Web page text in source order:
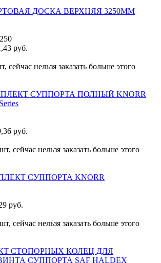
ДОСКА ВЕРХНЯЯ 3250ММ
руб.
сейчас нельзя заказать больше этого
СУППОРТА ПОЛНЫЙ KNORR
руб.
сейчас нельзя заказать больше этого
СУППОРТА KNORR
руб.
сейчас нельзя заказать больше этого
СТОПОРНЫХ КОЛЕЦ ДЛЯ
СУППОРТА SAF HALDEX